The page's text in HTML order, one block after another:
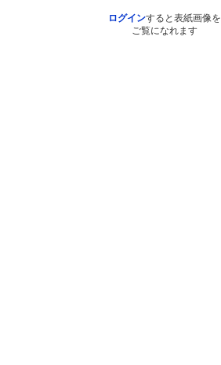
ログインすると表紙画像を
ご覧になれます